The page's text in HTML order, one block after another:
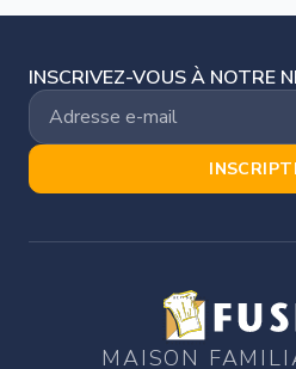
INSCRIVEZ-VOUS À NOTRE
MAISON